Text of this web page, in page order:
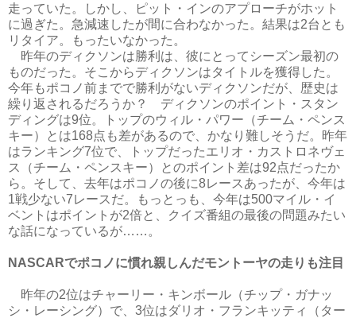
走っていた。しかし、ピット・インのアプローチがホット
に過ぎた。急減速したが間に合わなかった。結果は2台とも
リタイア。もったいなかった。
昨年のディクソンは勝利は、彼にとってシーズン最初の
ものだった。そこからディクソンはタイトルを獲得した。
今年もポコノ前までで勝利がないディクソンだが、歴史は
繰り返されるだろうか？ ディクソンのポイント・スタン
ディングは9位。トップのウィル・パワー（チーム・ペンス
キー）とは168点も差があるので、かなり難しそうだ。昨年
はランキング7位で、トップだったエリオ・カストロネヴェ
ス（チーム・ペンスキー）とのポイント差は92点だったか
ら。そして、去年はポコノの後に8レースあったが、今年は
1戦少ない7レースだ。もっとっも、今年は500マイル・イ
ベントはポイントが2倍と、クイズ番組の最後の問題みたい
な話になっているが……。
NASCARでポコノに慣れ親しんだモントーヤの走りも注目
昨年の2位はチャーリー・キンボール（チップ・ガナッ
シ・レーシング）で、3位はダリオ・フランキッティ（ター